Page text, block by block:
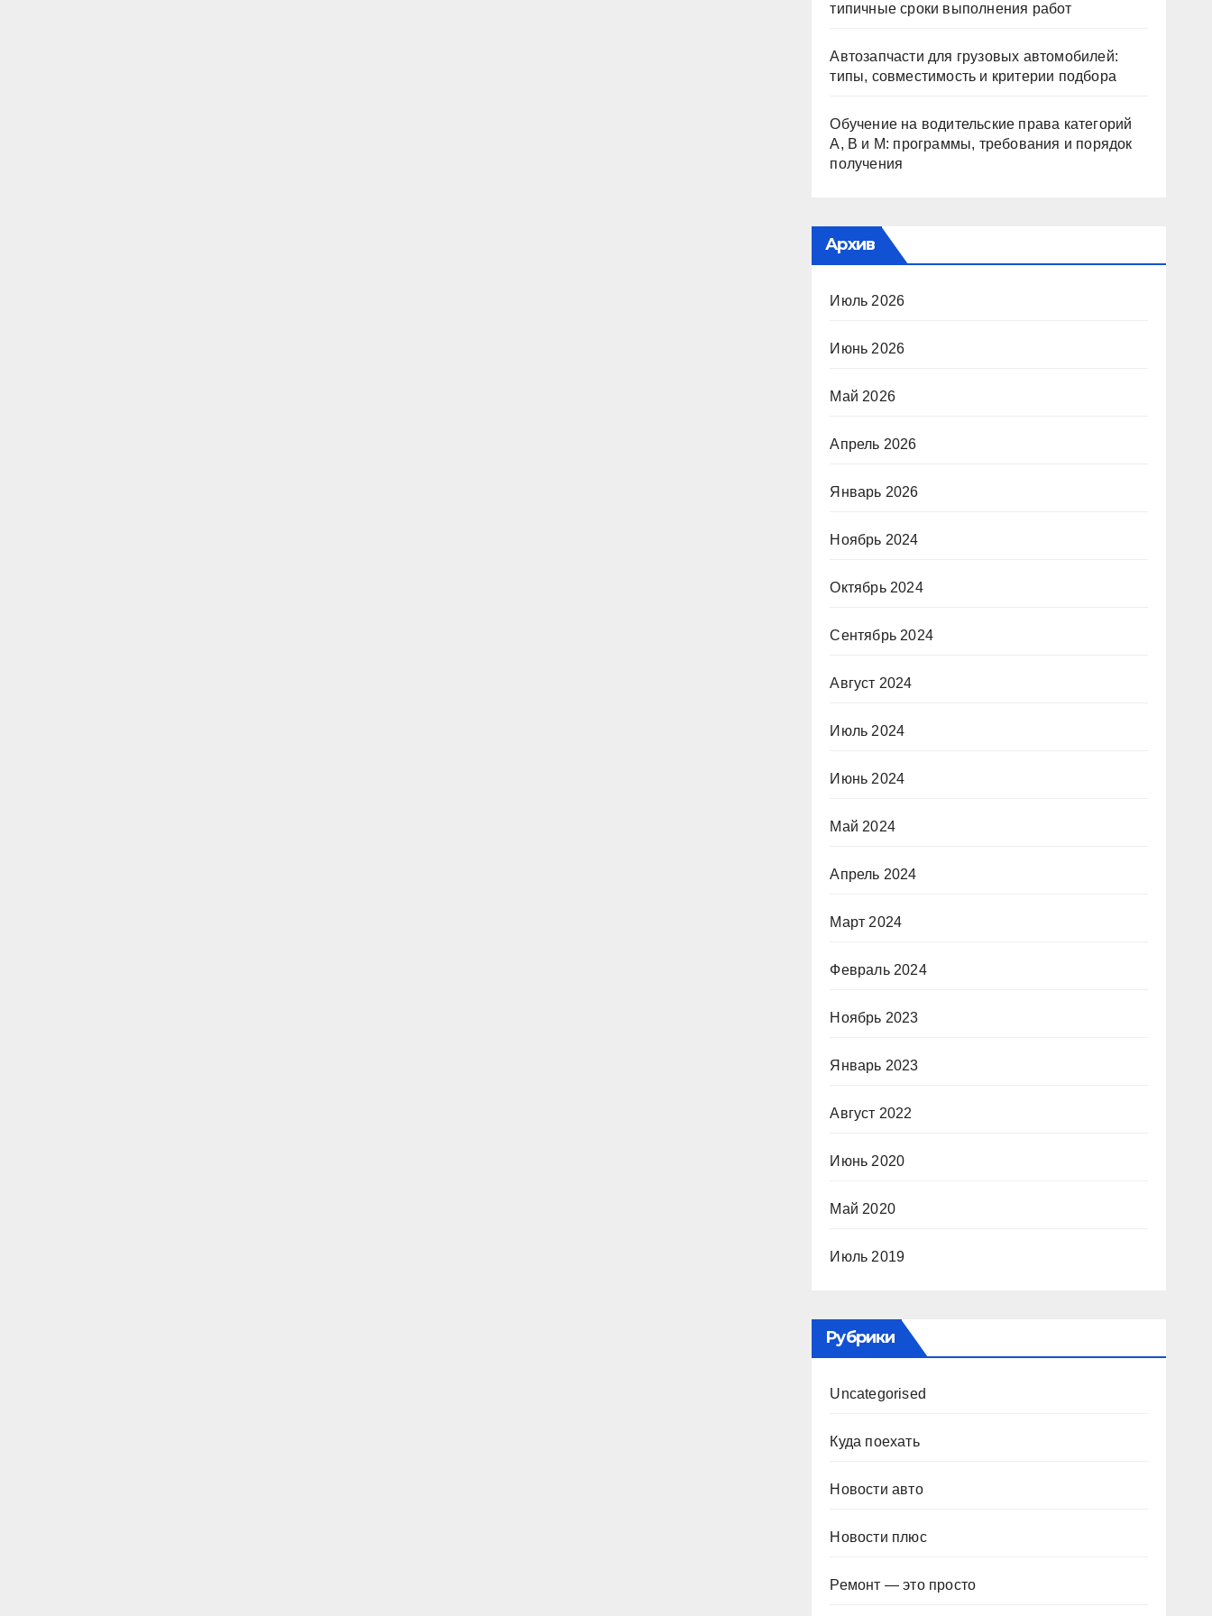
типичные сроки выполнения работ
Автозапчасти для грузовых автомобилей:
типы, совместимость и критерии подбора
Обучение на водительские права категорий
A, B и M: программы, требования и порядок
получения
Архив
Июль 2026
Июнь 2026
Май 2026
Апрель 2026
Январь 2026
Ноябрь 2024
Октябрь 2024
Сентябрь 2024
Август 2024
Июль 2024
Июнь 2024
Май 2024
Апрель 2024
Март 2024
Февраль 2024
Ноябрь 2023
Январь 2023
Август 2022
Июнь 2020
Май 2020
Июль 2019
Рубрики
Uncategorised
Куда поехать
Новости авто
Новости плюс
Ремонт — это просто